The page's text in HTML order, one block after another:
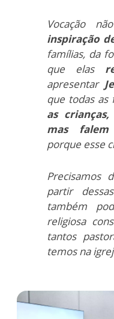
Vocação
inspiração
famílias, da
que elas
apresentar
que todas as
as
mas falem
porque esse
Precisamos
partir
também
religiosa
tantos
temos na